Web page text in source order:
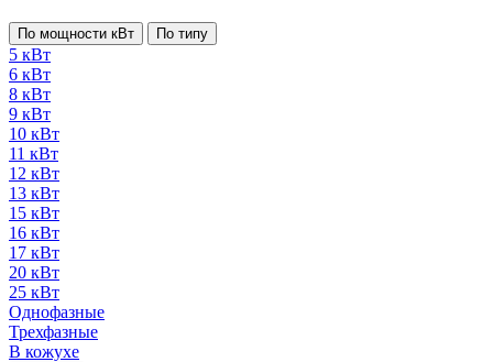
По мощности кВт По типу
5 кВт
6 кВт
8 кВт
9 кВт
10 кВт
11 кВт
12 кВт
13 кВт
15 кВт
16 кВт
17 кВт
20 кВт
25 кВт
Однофазные
Трехфазные
В кожухе